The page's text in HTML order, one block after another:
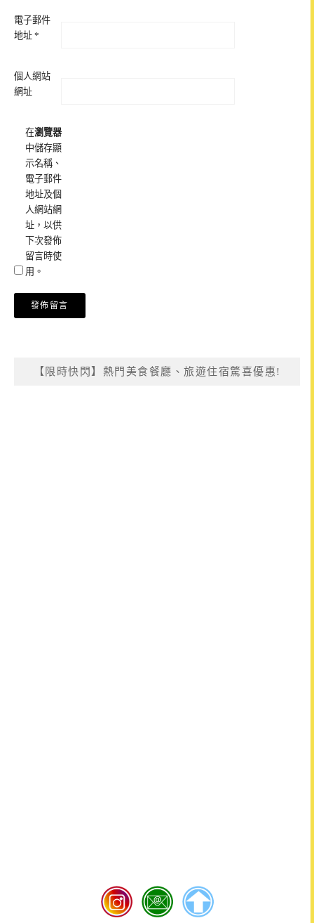
電子郵件
地址 *
個人網站
網址
在瀏覽器
中儲存顯
示名稱、
電子郵件
地址及個
人網站網
址，以供
下次發佈
留言時使
用。
【限時快閃】熱門美食餐廳、旅遊住宿驚喜優惠!